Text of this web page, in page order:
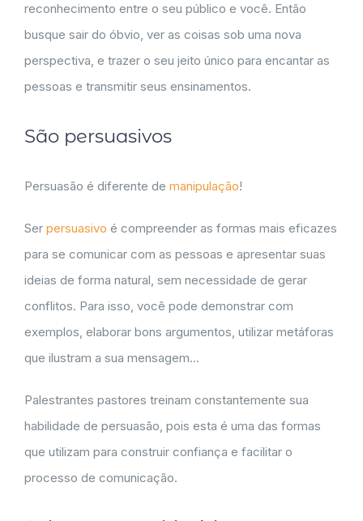
reconhecimento entre o seu público e você. Então
busque sair do óbvio, ver as coisas sob uma nova
perspectiva, e trazer o seu jeito único para encantar as
pessoas e transmitir seus ensinamentos.
São persuasivos
Persuasão é diferente de manipulação!
Ser persuasivo é compreender as formas mais eficazes
para se comunicar com as pessoas e apresentar suas
ideias de forma natural, sem necessidade de gerar
conflitos. Para isso, você pode demonstrar com
exemplos, elaborar bons argumentos, utilizar metáforas
que ilustram a sua mensagem…
Palestrantes pastores treinam constantemente sua
habilidade de persuasão, pois esta é uma das formas
que utilizam para construir confiança e facilitar o
processo de comunicação.